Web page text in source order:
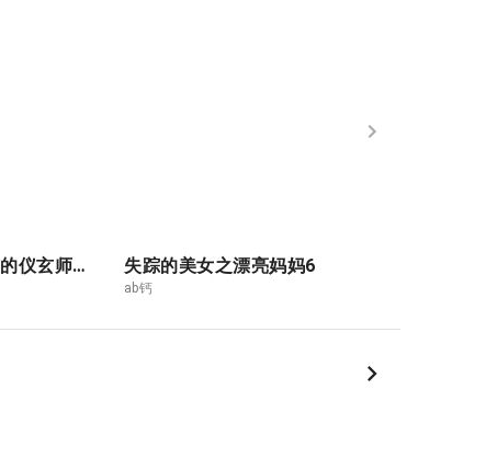
被哥布林俘获的仪玄师傅2 失踪的美女之漂亮妈妈6
ab钙